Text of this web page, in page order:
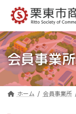
ン
ツ
へ
ス
キ
ッ
ー
シ
ョ
ン
に
移
会員事業所
ホーム 会員事業所